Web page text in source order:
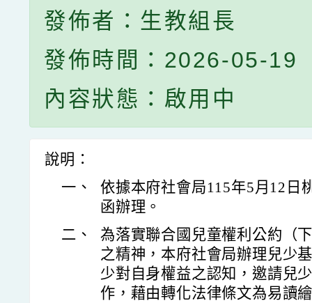
發佈者：生教組長
發佈時間：2026-05-19
內容狀態：啟用中
說明：
一、
依據本府社會局115年5月12日
函辦理。
二、
為落實聯合國兒童權利公約（
之精神，本府社會局辦理兒少
少對自身權益之認知，邀請兒
作，藉由轉化法律條文為易讀